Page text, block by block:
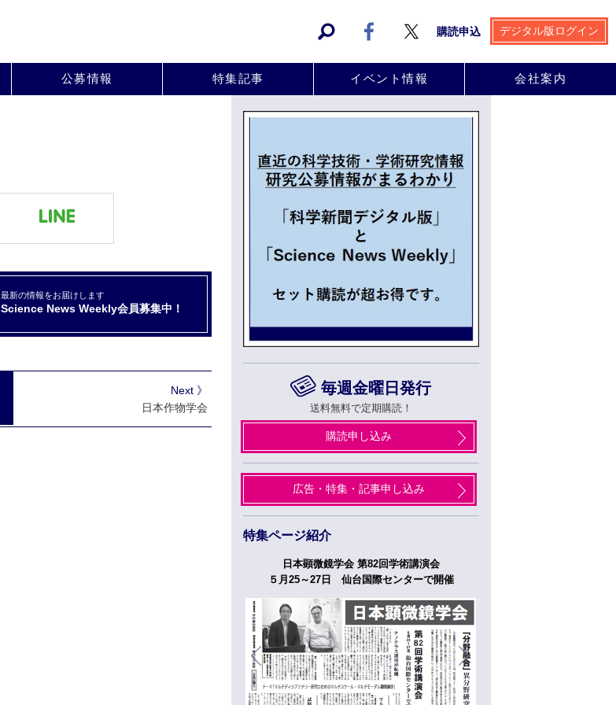
購読申込 デジタル版ログイン
公募情報 特集記事 イベント情報 会社案内
最新の情報をお届けします
Science News Weekly会員募集中！
Next 》
日本作物学会
毎週金曜日発行
送料無料で定期購読！
購読申し込み
広告・特集・記事申し込み
特集ページ紹介
日本顕微鏡学会 第82回学術講演会
５月25～27日 仙台国際センターで開催